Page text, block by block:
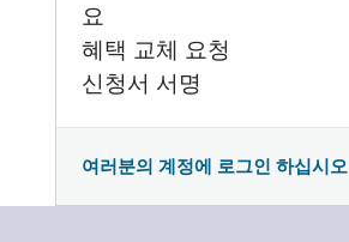
요
혜택 교체 요청
신청서 서명
여러분의 계정에 로그인 하십시오